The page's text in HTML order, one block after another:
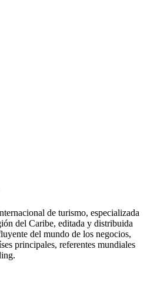
de turismo, especializada
del Caribe, editada y distribuida
del mundo de los negocios,
principales, referentes mundiales